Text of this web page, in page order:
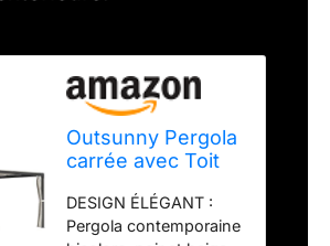
Outsunny Pergola
carrée avec Toit
Panneaux et
Stores Structure
DESIGN ÉLÉGANT :
Pergola contemporaine